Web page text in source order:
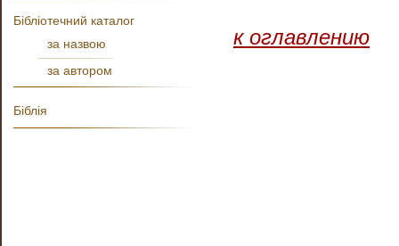
к оглавлению
Бібліотечний каталог
за назвою
за автором
Біблія